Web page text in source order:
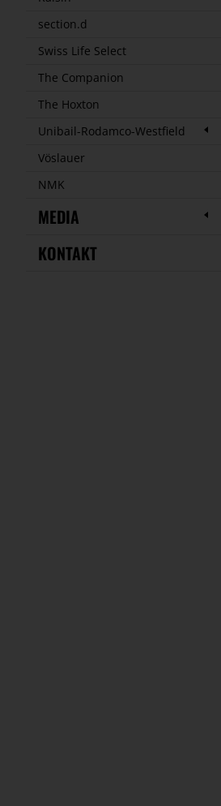
section.d
Swiss Life Select
The Companion
The Hoxton
Unibail-Rodamco-Westfield
Vöslauer
NMK
MEDIA
KONTAKT